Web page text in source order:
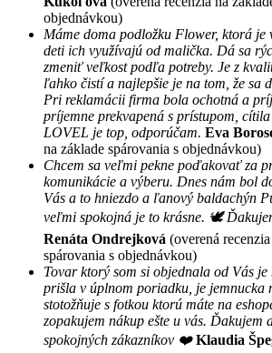
objednávkou)
Máme doma podložku Flower, ktorá
deti ich využívajú od malička. Dá sa
zmeniť veľkost podľa potreby. Je z
ľahko čistí a najlepšie je na tom, že sa
Pri reklamácii firma bola ochotná a
príjemne prekvapená s prístupom,
LOVEL je top, odporúčam. Eva
na základe spárovania s objednávkou)
Chcem sa veľmi pekne poďakovať za
komunikácie a výberu. Dnes nám bol
Vás a to hniezdo a ľanový baldachýn
veľmi spokojná je to krásne. 🕊
Renáta Ondrejková (overená
spárovania s objednávkou)
Tovar ktorý som si objednala od Vás
prišla v úplnom poriadku, je jemnucka
stotožňuje s fotkou ktorú máte na
zopakujem nákup ešte u vás. Ďakujem
spokojných zákazníkov ❤️ Klaudia